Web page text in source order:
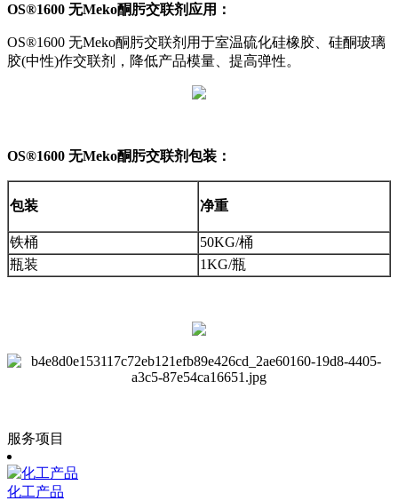
OS®1600 无Meko酮肟交联剂应用：
OS®1600 无Meko酮肟交联剂用于室温硫化硅橡胶、硅酮玻璃
胶(中性)作交联剂，降低产品模量、提高弹性。
OS®1600 无Meko酮肟交联剂包装：
包装 净重
铁桶
50KG/桶
瓶装
1KG/瓶
服务项目
化工产品